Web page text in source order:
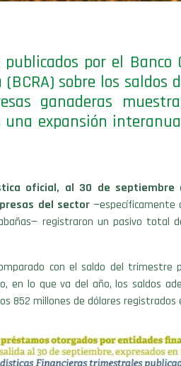
publicados por el Banco
sobre los saldos
ganaderas
expansión
oficial, al 30 de septiembre
del sector—específicamente
registraron un pasivo total
con el saldo del trimestre
en lo que va del año, los saldos
852 millones de dólares registrados